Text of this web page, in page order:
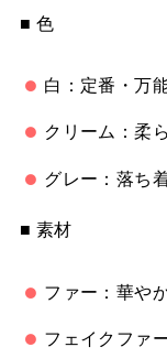
■ 色
白：定番・万
クリーム：柔
グレー：落ち
■ 素材
ファー：華や
フェイクファ